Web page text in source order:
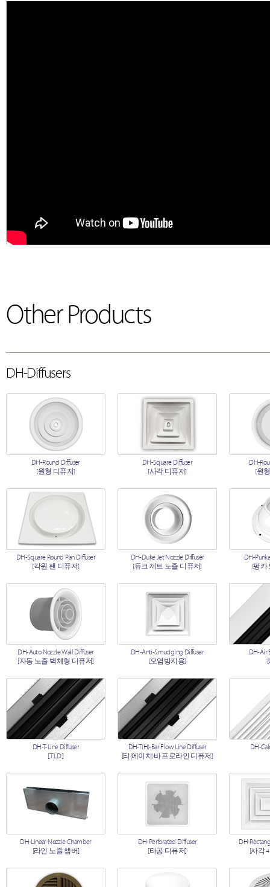
Other Products
DH-Diffusers
DH-Round Diffuser
[원형 디퓨저]
DH-Square Diffuser
[사각 디퓨저]
DH-
[원
DH-Square Round Pan Diffuser
[각원 팬 디퓨저]
DH-Duke Jet Nozzle Diffuser
[듀크 제트 노즐 디퓨저]
DH-
[펑카
DH-Auto Nozzle Wall Diffuser
[자동 노즐 벽체형 디퓨저]
DH-Anti-Smudging Diffuser
[오염방지용]
DH-Air
DH-T-Line Diffuser
[T.L.D.]
DH-T(H)-Bar Flow Line Diffuser
[티(에이치)바 프로라인 디퓨저]
DH-
DH-Linear Nozzle Chamber
[라인 노즐 챔버]
DH-Perforated Diffuser
[타공 디퓨저]
DH-
[사각